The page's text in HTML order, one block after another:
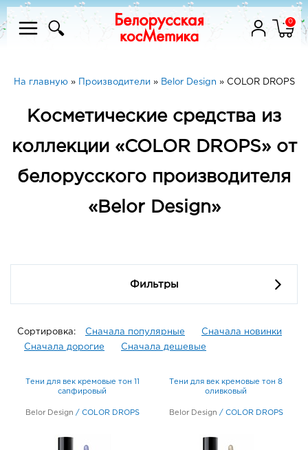
0
На главную» Производители » Belor Design » COLOR DROPS
Косметические средства из
коллекции «COLOR DROPS» от
белорусского производителя
«Belor Design»
Фильтры
Сортировка: Сначала популярные
Сначала новинки
Сначала дорогие
Сначала дешевые
Тени для век кремовые тон 11
сапфировый
Belor Design / COLOR DROPS
Тени для век кремовые тон 8
оливковый
Belor Design / COLOR DROPS